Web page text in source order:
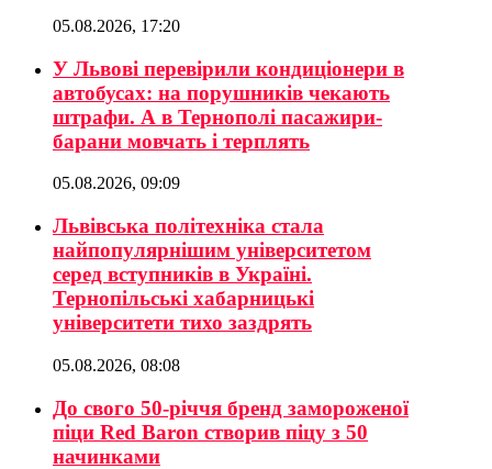
05.08.2026, 17:20
У Львові перевірили кондиціонери в
автобусах: на порушників чекають
штрафи. А в Тернополі пасажири-
барани мовчать і терплять
05.08.2026, 09:09
Львівська політехніка стала
найпопулярнішим університетом
серед вступників в Україні.
Тернопільські хабарницькі
університети тихо заздрять
05.08.2026, 08:08
До свого 50-річчя бренд замороженої
піци Red Baron створив піцу з 50
начинками